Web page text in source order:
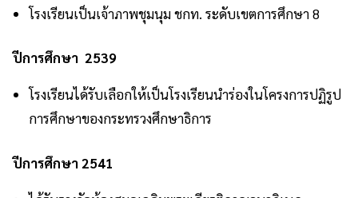
โรงเรียนเป็นเจ้าภาพชุมนุม ชกท. ระดับเขตการศึกษา 8
ปีการศึกษา 2539
โรงเรียนได้รับเลือกให้เป็นโรงเรียนนำร่องในโครงการปฏิรูป
การศึกษาของกระทรวงศึกษาธิการ
ปีการศึกษา 2541